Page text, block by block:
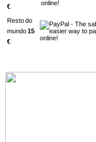
€
Resto do
mundo15
€